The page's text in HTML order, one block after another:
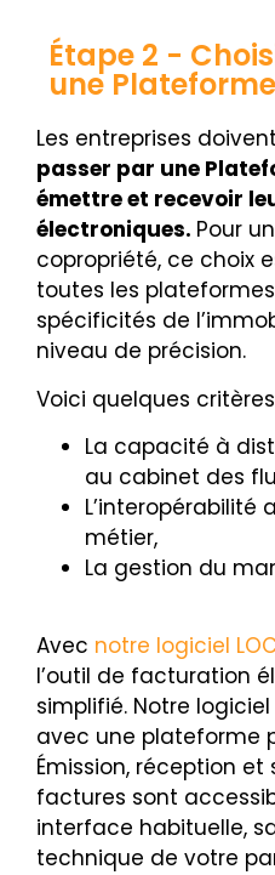
Étape 2 -
une
Les entreprises
passer par une
émettre et recevoir
électroniques. Pour
copropriété, ce choix
toutes les
spécificités de
niveau de précision.
Voici quelques
La capacité à
au cabinet des
L’interopérabilité
métier,
La gestion du
Avec notre logiciel
l’outil de facturation
simplifié. Notre
avec une plateforme
Émission, réception
factures sont
interface habituelle,
technique de votre